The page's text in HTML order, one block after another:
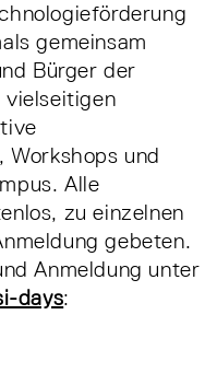
gemeinsam
Bürger der
vielseitigen
und
Alle
zu einzelnen
gebeten.
Anmeldung unter
days: